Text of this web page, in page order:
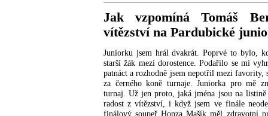
Jak vzpomíná Tomáš
vítězství na Pardubické
Juniorku jsem hrál dvakrát. Poprvé to bylo,
starší žák mezi dorostence. Podařilo se mi
patnáct a rozhodně jsem nepotřil mezi favority,
za černého koně turnaje. Juniorka pro mě
turnaj. Už jen proto, jaká jména jsou na
radost z vítězství, i když jsem ve finále
finálový soupeř Honza Mašík měl zdravotní